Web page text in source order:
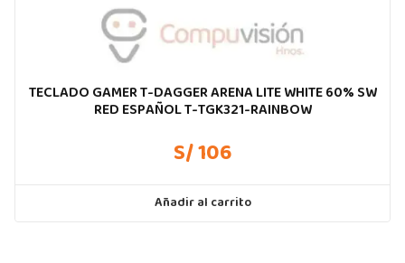
TECLADO GAMER T-DAGGER ARENA LITE WHITE 60% SW
RED ESPAÑOL T-TGK321-RAINBOW
S/ 106
Añadir al carrito